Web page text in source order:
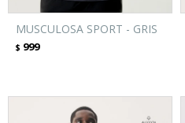
MUSCULOSA SPORT - GRIS
$ 999